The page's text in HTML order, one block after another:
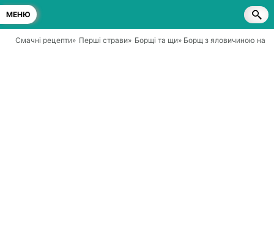
МЕНЮ
Смачні рецепти» Перші страви» Борщі та щи» Борщ з яловичиною на